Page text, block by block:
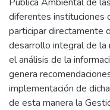
diferentes instituciones
participar directamente
desarrollo integral de la
el análisis de la
genera
implementación de
de esta manera la